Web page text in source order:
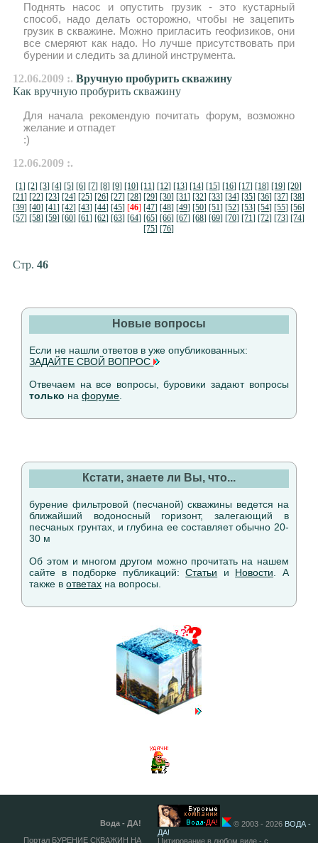
Поднять насос и опустить грузик - это кустарный
способ, надо делать осторожно, чтобы не зацепить
грузик в скважине. Можно пригласить геофизиков, они
все смеряют как надо. Но лучше присутствовать при
бурении и следить за длиной инструмента.
12.06.2009 :. Вручную пробурить скважину
Как вручную пробурить скважину
Для начала рекомендую почитать форум, возможно
желание и отпадет
:)
12.06.2009 :.
[1] [2] [3] [4] [5] [6] [7] [8] [9] [10] [11] [12] [13] [14] [15] [16] [17] [18] [19] [20]
[21] [22] [23] [24] [25] [26] [27] [28] [29] [30] [31] [32] [33] [34] [35] [36] [37] [38]
[39] [40] [41] [42] [43] [44] [45] [46] [47] [48] [49] [50] [51] [52] [53] [54] [55] [56]
[57] [58] [59] [60] [61] [62] [63] [64] [65] [66] [67] [68] [69] [70] [71] [72] [73] [74]
[75] [76]
Стр. 46
Новые вопросы
Если не нашли ответов в уже опубликованных:
ЗАДАЙТЕ СВОЙ ВОПРОС
Отвечаем на все вопросы, буровики задают вопросы
только нафоруме
Кстати, знаете ли Вы, что...
бурение фильтровой (песчаной) скважины ведется на
ближайший водоносный горизонт, залегающий в
песчаных грунтах, и глубина ее составляет обычно 20-
30 м
Об этом и многом другом можно прочитать на нашем
сайте в подборке публикаций:Статьи и Новости . А
также вответах на вопросы.
Вода - ДА!
Портал БУРЕНИЕ СКВАЖИН НА
© 2003 - 2026 ВОДА -
ДА!
Цитирование в любом виде - с